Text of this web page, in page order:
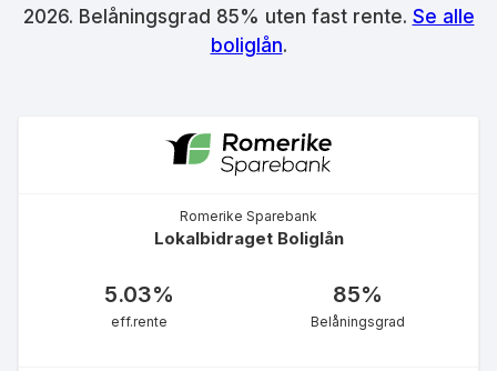
2026. Belåningsgrad 85% uten fast rente. Se alle
boliglån.
Romerike Sparebank
Lokalbidraget Boliglån
5.03%
eff.rente
85%
Belåningsgrad